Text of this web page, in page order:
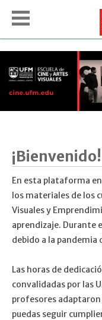
¡Bienvenido!
En esta plataforma
los materiales de los
Visuales y
aprendizaje. Durante
debido a la pandemia
Las horas de
convalidadas por las
profesores adaptaron
puedas seguir